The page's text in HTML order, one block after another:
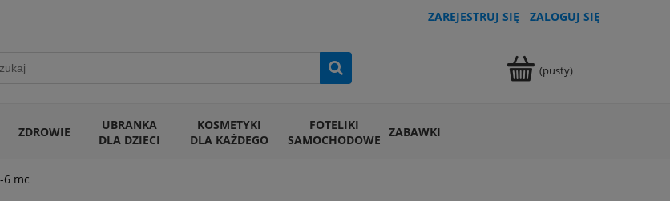
ZAREJESTRUJ SIĘ ZALOGUJ SIĘ
(pusty)
ZDROWIE
UBRANKA
DLA DZIECI
KOSMETYKI
DLA KAŻDEGO
FOTELIKI
SAMOCHODOWE ZABAWKI
6 mc